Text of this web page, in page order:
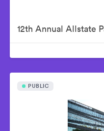
PUBLIC